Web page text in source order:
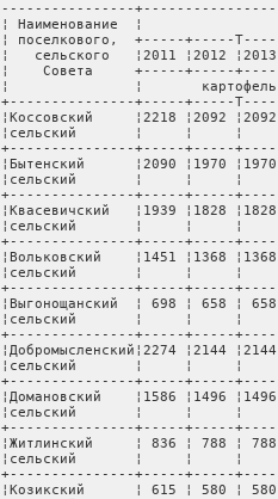
----------------
¦ Наименование  ¦
¦ поселкового,  +-----+-----
¦   сельского   ¦2011 ¦2012 ¦2013
¦    Совета     +-----+-----
¦               ¦       картофель,
+---------------+-----+-----
¦Коссовский     ¦2218 ¦2092
¦сельский       ¦     ¦
+---------------+-----+-----
¦Бытенский      ¦2090 ¦1970
¦сельский       ¦     ¦
+---------------+-----+-----
¦Квасевичский   ¦1939 ¦1828
¦сельский       ¦     ¦
+---------------+-----+-----
¦Вольковский    ¦1451 ¦1368
¦сельский       ¦     ¦
+---------------+-----+-----
¦Выгонощанский  ¦ 698 ¦ 658 ¦
¦сельский       ¦     ¦
+---------------+-----+-----
¦Добромысленский¦2274 ¦2144
¦сельский       ¦     ¦
+---------------+-----+-----
¦Домановский    ¦1586 ¦1496
¦сельский       ¦     ¦
+---------------+-----+-----
¦Житлинский     ¦ 836 ¦ 788 ¦
¦сельский       ¦     ¦
+---------------+-----+-----
¦Козикский      ¦ 615 ¦ 580 ¦